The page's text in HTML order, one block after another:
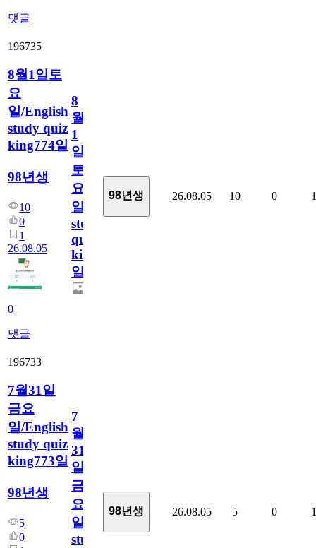
댓글
196735
8월1일토
요
일/English
study quiz
king774일
98년생
10
0
1
26.08.05
0
댓글
8
월
1
일
토
요
일/English
study
quiz
king774
일
98년생 26.08.05 10 0 1
196733
7월31일
금요
일/English
study quiz
king773일
98년생
5
0
7
월
31
일
금
요
일/English
study
98년생 26.08.05 5 0 1